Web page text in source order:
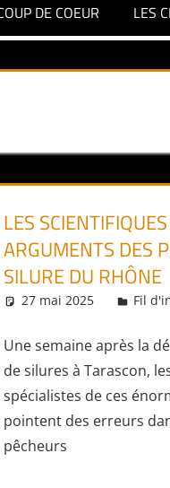
DE COEUR LES
LES
ARGUMENTS DES
SILURE DU RHÔNE
27 mai 2025 Daniel
Fil
Une semaine après la
de silures à Tarascon,
spécialistes de ces
pointent des erreurs
pêcheurs